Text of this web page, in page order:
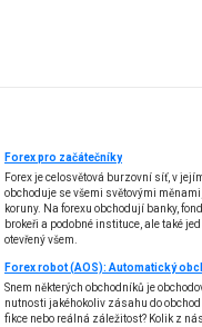
Forex pro začátečníky
Forex je celosvětová burzovní síť, v
obchoduje se všemi světovými
koruny. Na forexu obchodují banky,
brokeři a podobné instituce, ale také
otevřený všem.
Snem některých obchodníků je
nutnosti jakéhokoliv zásahu do
fikce nebo reálná záležitost? Kolik z